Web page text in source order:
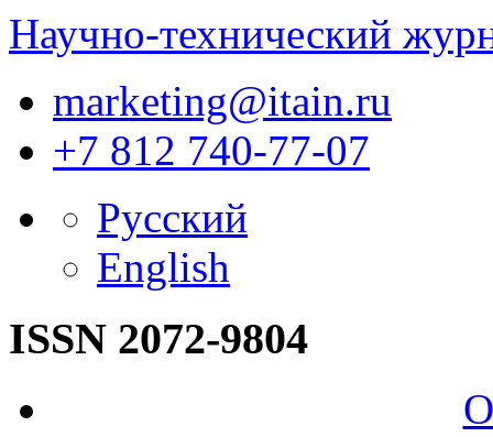
Научно-технический
marketing@itain.ru
+7 812 740-77-07
Русский
English
ISSN 2072-9804